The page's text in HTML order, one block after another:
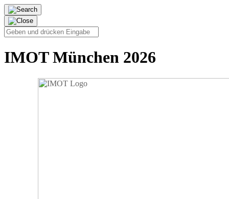
IMOT München 2026